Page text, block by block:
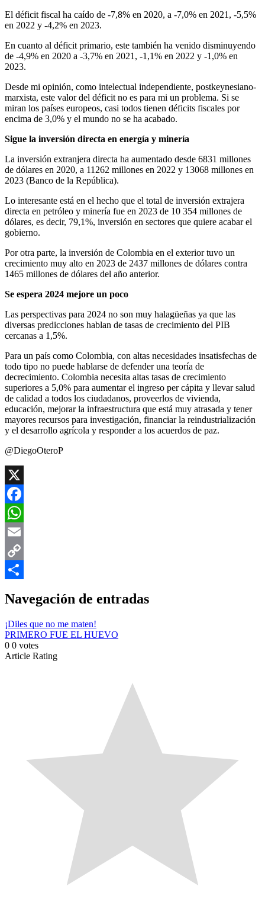
El déficit fiscal ha caído de -7,8% en 2020, a -7,0% en 2021, -5,5%
en 2022 y -4,2% en 2023.
En cuanto al déficit primario, este también ha venido disminuyendo
de -4,9% en 2020 a -3,7% en 2021, -1,1% en 2022 y -1,0% en
2023.
Desde mi opinión, como intelectual independiente, postkeynesiano-
marxista, este valor del déficit no es para mi un problema. Si se
miran los países europeos, casi todos tienen déficits fiscales por
encima de 3,0% y el mundo no se ha acabado.
Sigue la inversión directa en energía y minería
La inversión extranjera directa ha aumentado desde 6831 millones
de dólares en 2020, a 11262 millones en 2022 y 13068 millones en
2023 (Banco de la República).
Lo interesante está en el hecho que el total de inversión extrajera
directa en petróleo y minería fue en 2023 de 10 354 millones de
dólares, es decir, 79,1%, inversión en sectores que quiere acabar el
gobierno.
Por otra parte, la inversión de Colombia en el exterior tuvo un
crecimiento muy alto en 2023 de 2437 millones de dólares contra
1465 millones de dólares del año anterior.
Se espera 2024 mejore un poco
Las perspectivas para 2024 no son muy halagüeñas ya que las
diversas predicciones hablan de tasas de crecimiento del PIB
cercanas a 1,5%.
Para un país como Colombia, con altas necesidades insatisfechas de
todo tipo no puede hablarse de defender una teoría de
decrecimiento. Colombia necesita altas tasas de crecimiento
superiores a 5,0% para aumentar el ingreso per cápita y llevar salud
de calidad a todos los ciudadanos, proveerlos de vivienda,
educación, mejorar la infraestructura que está muy atrasada y tener
mayores recursos para investigación, financiar la reindustrialización
y el desarrollo agrícola y responder a los acuerdos de paz.
@DiegoOteroP
X
Facebook
WhatsApp
Email
Copy
Navegación de entradas
¡Diles que no me maten!
PRIMERO FUE EL HUEVO
0 0 votes
Article Rating